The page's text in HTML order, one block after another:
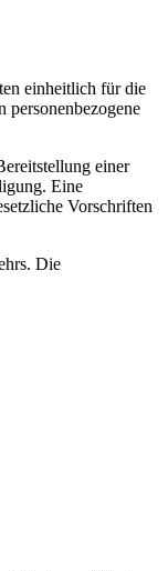
einheitlich für die
personenbezogene
einer
Eine
Vorschriften
Die